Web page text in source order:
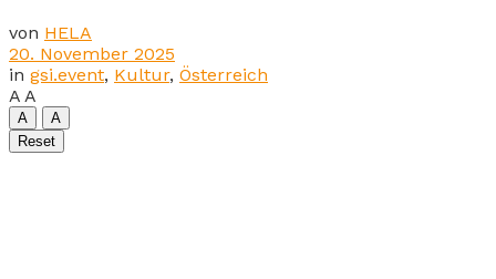
von HELA
20. November 2025
in gsi.event, Kultur, Österreich
A A
A
A
Reset